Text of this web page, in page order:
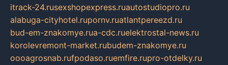
itrack-24.rusexshopexpress.ruautostudiopro.ru
alabuga-cityhotel.rupornv.ruatlantpereezd.ru
bud-em-znakomye.rua-cdc.ruelektrostal-news.ru
korolevremont-market.rubudem-znakomye.ru
oooagrosnab.rufpodaso.ruemfire.rupro-otdelky.ru